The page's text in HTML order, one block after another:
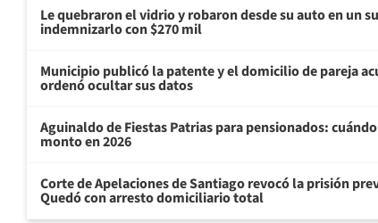
Le quebraron el vidrio y robaron desde su auto en un
indemnizarlo con $270 mil
Municipio publicó la patente y el domicilio de pareja
ordenó ocultar sus datos
Aguinaldo de Fiestas Patrias para pensionados:
monto en 2026
Corte de Apelaciones de Santiago revocó la prisión
Quedó con arresto domiciliario total